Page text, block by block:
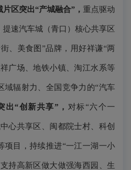
区突出“产城融合”， 重点驱动
速汽车城（青口）核心共享区
、美食图”品牌，用好祥谦“两
广场、地铁小镇、淘江水系等
域辐射力、全国竞争力的“汽车
出“创新共享”， 对标“六个一
心共享区、闽都院士村、科创
项目，持续推进“一江一湖一小
持高新区做大做强海西园、生